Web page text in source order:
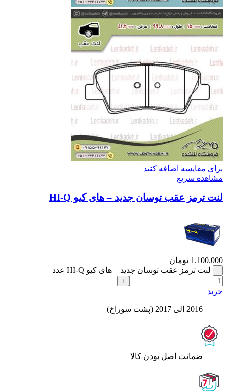
برای مقایسه اضافه کنید
مشاهده سریع
لنت ترمز عقب توسان جدید – های کیو HI-Q
1.100.000 تومان
لنت ترمز عقب توسان جدید – های کیو HI-Q عدد
خرید
2016 الی 2017 (پشت سوراخ)
ﺿﻤﺎﻧﺖ اﺻﻞ ﺑﻮدن ﮐﺎﻟﺎ